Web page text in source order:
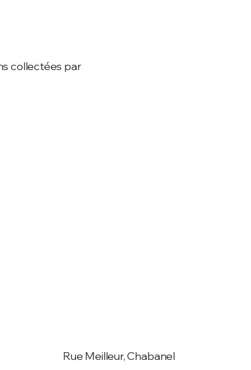
collectées par
Rue Meilleur, Chabanel